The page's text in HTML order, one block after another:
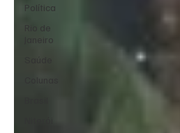
Política
Rio de
Janeiro